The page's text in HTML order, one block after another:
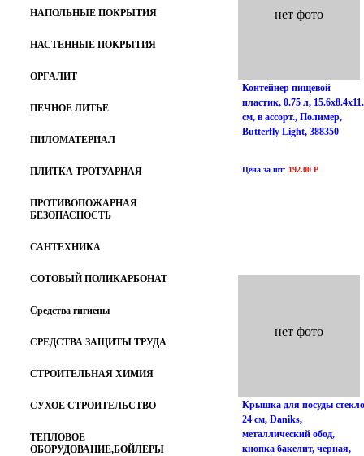
НАПОЛЬНЫЕ ПОКРЫТИЯ
НАСТЕННЫЕ ПОКРЫТИЯ
ОРГАЛИТ
ПЕЧНОЕ ЛИТЬЕ
ПИЛОМАТЕРИАЛ
ПЛИТКА ТРОТУАРНАЯ
ПРОТИВОПОЖАРНАЯ
БЕЗОПАСНОСТЬ
САНТЕХНИКА
СОТОВЫЙ ПОЛИКАРБОНАТ
Средства гигиены
СРЕДСТВА ЗАЩИТЫ ТРУДА
СТРОИТЕЛЬНАЯ ХИМИЯ
СУХОЕ СТРОИТЕЛЬСТВО
ТЕПЛОВОЕ
ОБОРУДОВАНИЕ,БОЙЛЕРЫ
нет фото
Контейнер пищевой
пластик, 0.75 л,
см, в ассорт., Полимер,
Butterfly Light, 388350
Цена за шт: 192.00 Р
нет фото
Крышка для посуды
24 см, Daniks,
металлический обод,
кнопка бакелит, черная,